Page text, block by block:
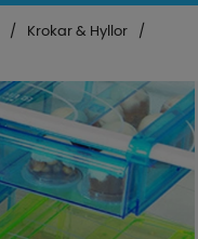
Krokar & Hyllor